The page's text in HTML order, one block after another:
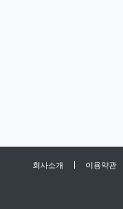
회사소개 이용약관